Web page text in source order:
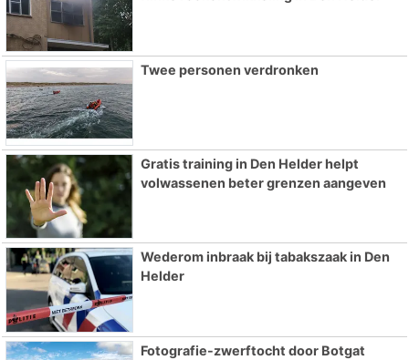
Twee personen verdronken
Gratis training in Den Helder helpt
volwassenen beter grenzen aangeven
Wederom inbraak bij tabakszaak in Den
Helder
Fotografie-zwerftocht door Botgat